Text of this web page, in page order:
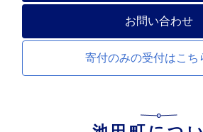
お問い合わせ
寄付のみの受付はこち